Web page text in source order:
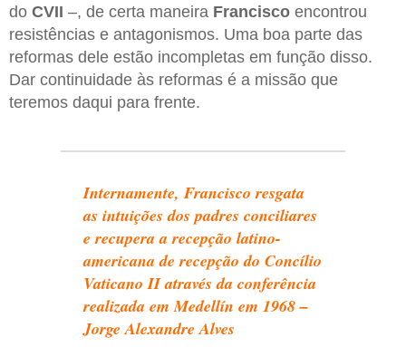
do CVII –, de certa maneira Francisco encontrou
resistências e antagonismos. Uma boa parte das
reformas dele estão incompletas em função disso.
Dar continuidade às reformas é a missão que
teremos daqui para frente.
Internamente, Francisco resgata
as intuições dos padres conciliares
e recupera a recepção latino-
americana de recepção do Concílio
Vaticano II através da conferência
realizada em Medellín em 1968 –
Jorge Alexandre Alves